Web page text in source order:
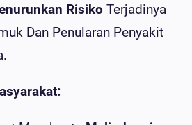
Risiko Terjadinya
Dan Penularan Penyakit